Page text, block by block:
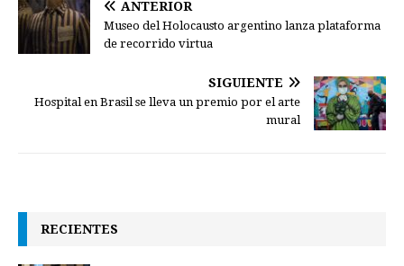
ANTERIOR
Museo del Holocausto argentino lanza plataforma
de recorrido virtua
SIGUIENTE
Hospital en Brasil se lleva un premio por el arte
mural
RECIENTES